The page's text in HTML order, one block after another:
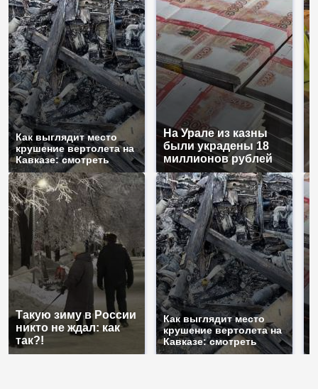
Как выглядит место
крушение вертолета на
Кавказе: смотреть
На Урале из казны
были украдены 18
миллионов рублей
Такую зиму в России
никто не ждал: как
так?!
Как выглядит место
крушение вертолета на
Кавказе: смотреть